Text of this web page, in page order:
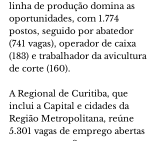
linha de produção domina as
oportunidades, com 1.774
postos, seguido por abatedor
(741 vagas), operador de caixa
(183) e trabalhador da avicultura
de corte (160).
A Regional de Curitiba, que
inclui a Capital e cidades da
Região Metropolitana, reúne
5.301 vagas de emprego abertas